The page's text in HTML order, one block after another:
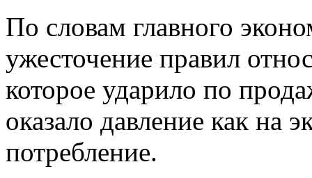
По словам главного
ужесточение правил
которое ударило по
оказало давление как на
потребление.